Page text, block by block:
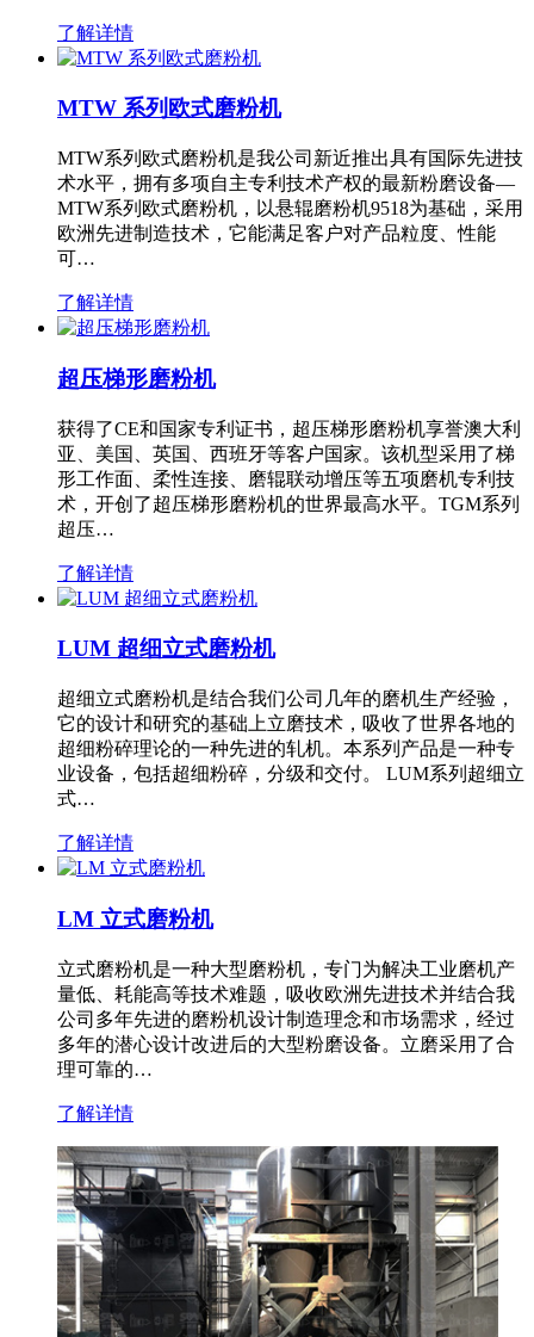
了解详情
MTW 系列欧式磨粉机
MTW系列欧式磨粉机是我公司新近推出具有国际先进技
术水平，拥有多项自主专利技术产权的最新粉磨设备—
MTW系列欧式磨粉机，以悬辊磨粉机9518为基础，采用
欧洲先进制造技术，它能满足客户对产品粒度、性能
可…
了解详情
超压梯形磨粉机
获得了CE和国家专利证书，超压梯形磨粉机享誉澳大利
亚、美国、英国、西班牙等客户国家。该机型采用了梯
形工作面、柔性连接、磨辊联动增压等五项磨机专利技
术，开创了超压梯形磨粉机的世界最高水平。TGM系列
超压…
了解详情
LUM 超细立式磨粉机
超细立式磨粉机是结合我们公司几年的磨机生产经验，
它的设计和研究的基础上立磨技术，吸收了世界各地的
超细粉碎理论的一种先进的轧机。本系列产品是一种专
业设备，包括超细粉碎，分级和交付。 LUM系列超细立
式…
了解详情
LM 立式磨粉机
立式磨粉机是一种大型磨粉机，专门为解决工业磨机产
量低、耗能高等技术难题，吸收欧洲先进技术并结合我
公司多年先进的磨粉机设计制造理念和市场需求，经过
多年的潜心设计改进后的大型粉磨设备。立磨采用了合
理可靠的…
了解详情